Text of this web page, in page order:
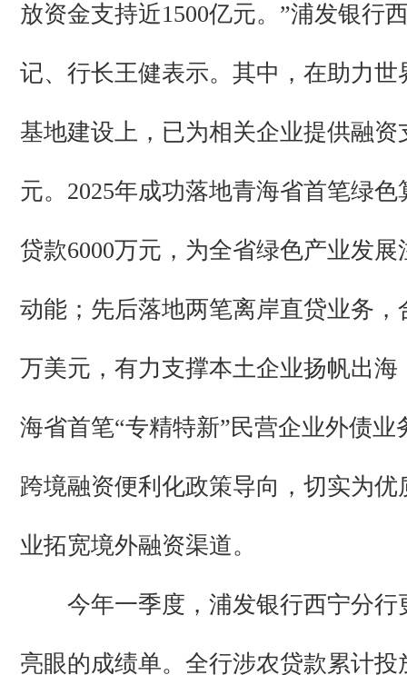
放资金支持近1500亿元。”浦发银行
记、行长王健表示。其中，在助力世
基地建设上，已为相关企业提供融资
元。2025年成功落地青海省首笔绿
贷款6000万元，为全省绿色产业发
动能；先后落地两笔离岸直贷业务，
万美元，有力支撑本土企业扬帆出海
海省首笔“专精特新”民营企业外债业
跨境融资便利化政策导向，切实为优
业拓宽境外融资渠道。
今年一季度，浦发银行西宁分行
亮眼的成绩单。全行涉农贷款累计投